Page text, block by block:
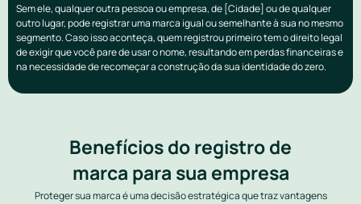
Sem ele, qualquer outra pessoa ou empresa, de [Cidade] ou de qualquer
outro lugar, pode registrar uma marca igual ou semelhante à sua no mesmo
segmento. Caso isso aconteça, quem registrou primeiro tem o direito legal
de exigir que você pare de usar o nome, resultando em perdas financeiras e
na necessidade de recomeçar a construção da sua identidade do zero.
Benefícios do registro de
marca para sua empresa
Proteger sua marca é uma decisão estratégica que traz vantagens